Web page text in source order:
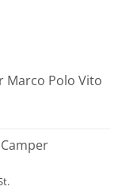
Marco Polo Vito